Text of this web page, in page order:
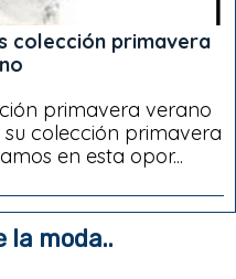
colección primavera
primavera verano
su colección primavera
en esta opor...
la moda..